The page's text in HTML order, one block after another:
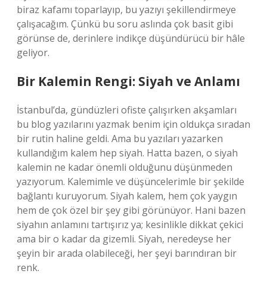
biraz kafamı toparlayıp, bu yazıyı şekillendirmeye
çalışacağım. Çünkü bu soru aslında çok basit gibi
görünse de, derinlere indikçe düşündürücü bir hâle
geliyor.
Bir Kalemin Rengi: Siyah ve Anlamı
İstanbul’da, gündüzleri ofiste çalışırken akşamları
bu blog yazılarını yazmak benim için oldukça sıradan
bir rutin haline geldi. Ama bu yazıları yazarken
kullandığım kalem hep siyah. Hatta bazen, o siyah
kalemin ne kadar önemli olduğunu düşünmeden
yazıyorum. Kalemimle ve düşüncelerimle bir şekilde
bağlantı kuruyorum. Siyah kalem, hem çok yaygın
hem de çok özel bir şey gibi görünüyor. Hani bazen
siyahın anlamını tartışırız ya; kesinlikle dikkat çekici
ama bir o kadar da gizemli. Siyah, neredeyse her
şeyin bir arada olabileceği, her şeyi barındıran bir
renk.